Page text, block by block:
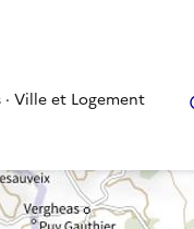
Ville et Logement